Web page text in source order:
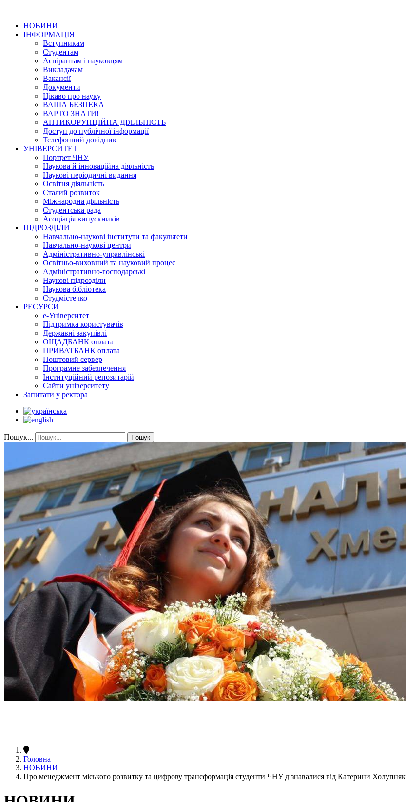
НОВИНИ
ІНФОРМАЦІЯ
Вступникам
Студентам
Аспірантам і науковцям
Викладачам
Вакансії
Документи
Цікаво про науку
ВАША БЕЗПЕКА
ВАРТО ЗНАТИ!
АНТИКОРУПЦІЙНА ДІЯЛЬНІСТЬ
Доступ до публічної інформації
Телефонний довідник
УНІВЕРСИТЕТ
Портрет ЧНУ
Наукова й інноваційна діяльність
Наукові періодичні видання
Освітня діяльність
Сталий розвиток
Міжнародна діяльність
Студентська рада
Асоціація випускників
ПІДРОЗДІЛИ
Навчально-наукові інститути та факультети
Навчально-наукові центри
Адміністративно-управлінські
Освітньо-виховний та науковий процес
Адміністративно-господарські
Наукові підрозділи
Наукова бібліотека
Студмістечко
РЕСУРСИ
е-Університет
Підтримка користувачів
Державні закупівлі
ОЩАДБАНК оплата
ПРИВАТБАНК оплата
Поштовий сервер
Програмне забезпечення
Інституційний репозитарій
Сайти університету
Запитати у ректора
Пошук... Пошук
Головна
НОВИНИ
Про менеджмент міського розвитку та цифрову трансформація студенти ЧНУ дізнавалися від Катерини Холупняк